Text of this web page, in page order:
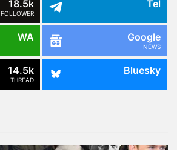
18.5k
FOLLOWER
Tel
WA Google
NEWS
14.5k
THREAD
Bluesky